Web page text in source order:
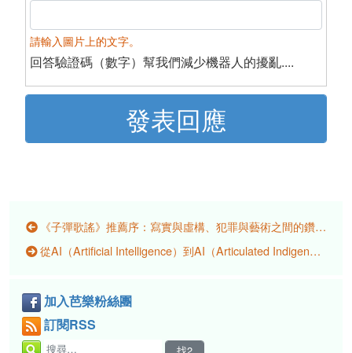
請輸入圖片上的文字。
回答驗證碼（數字）幫我們減少機器人的擾亂....
《子彈歌謠》推薦序：寫實與虛構、犯罪與藝術之間的鑽頭世界
從AI（Artificial Intelligence）到AI（Articulated Indigeneity）：如何在人工智慧裡與原住民族對話
加入芭樂粉絲團
訂閱RSS